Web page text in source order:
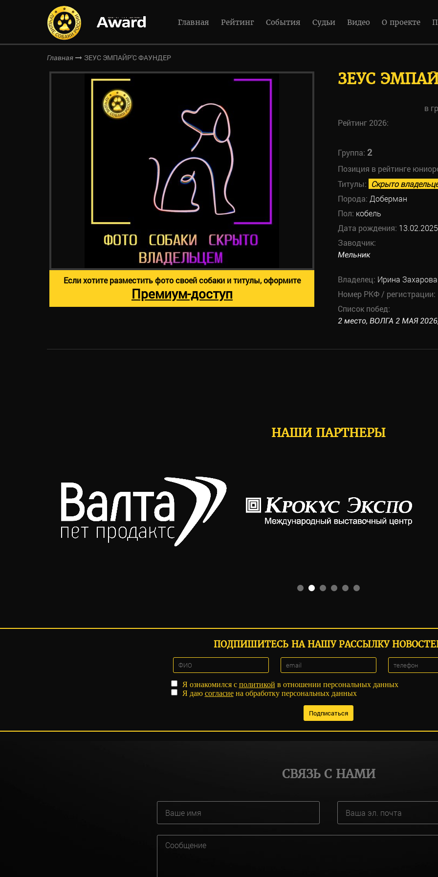
Главная Рейтинг События Судьи Видео О проекте
Главная ЗЕУС ЭМПАЙР'С ФАУНДЕР
ЗЕУС
в
Рейтинг 2026:
Группа: 2
Позиция в рейтинге
Титулы: Скрыто
Порода: Доберман
Пол: кобель
Дата рождения: 13.02.2025
Заводчик:
Мельник
Владелец: Ирина Захарова
Номер РКФ / регистрации:
Список побед:
2 место, ВОЛГА 2 МАЯ
Если хотите разместить фото своей собаки и титулы, оформите
Премиум-доступ
НАШИ ПАРТНЕРЫ
ПОДПИШИТЕСЬ НА НАШУ РАССЫЛКУ
Я ознакомился с политикой в отношении персональных данных
Я даю согласиена обработку персональных данных
СВЯЗЬ С НАМИ